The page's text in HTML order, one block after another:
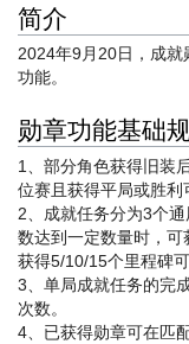
简介
2024年9月20日，成就
功能。
勋章功能基础
1、部分角色获得旧装
位赛且获得平局或胜利
2、成就任务分为3个
数达到一定数量时，
获得5/10/15个里程碑
3、单局成就任务的完
次数。
4、已获得勋章可在匹